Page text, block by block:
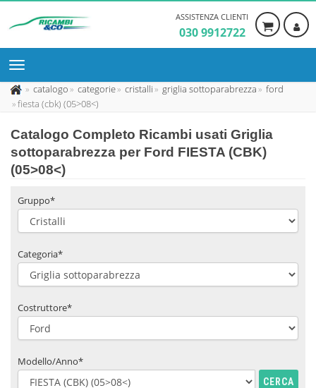
ASSISTENZA CLIENTI
030 9912722
catalogo categorie cristalli griglia sottoparabrezza
ford
fiesta (cbk) (05>08<)
Catalogo Completo Ricambi usati Griglia
sottoparabrezza per Ford FIESTA (CBK)
(05>08<)
Gruppo*
Categoria*
Costruttore*
Modello/Anno*
CERCA